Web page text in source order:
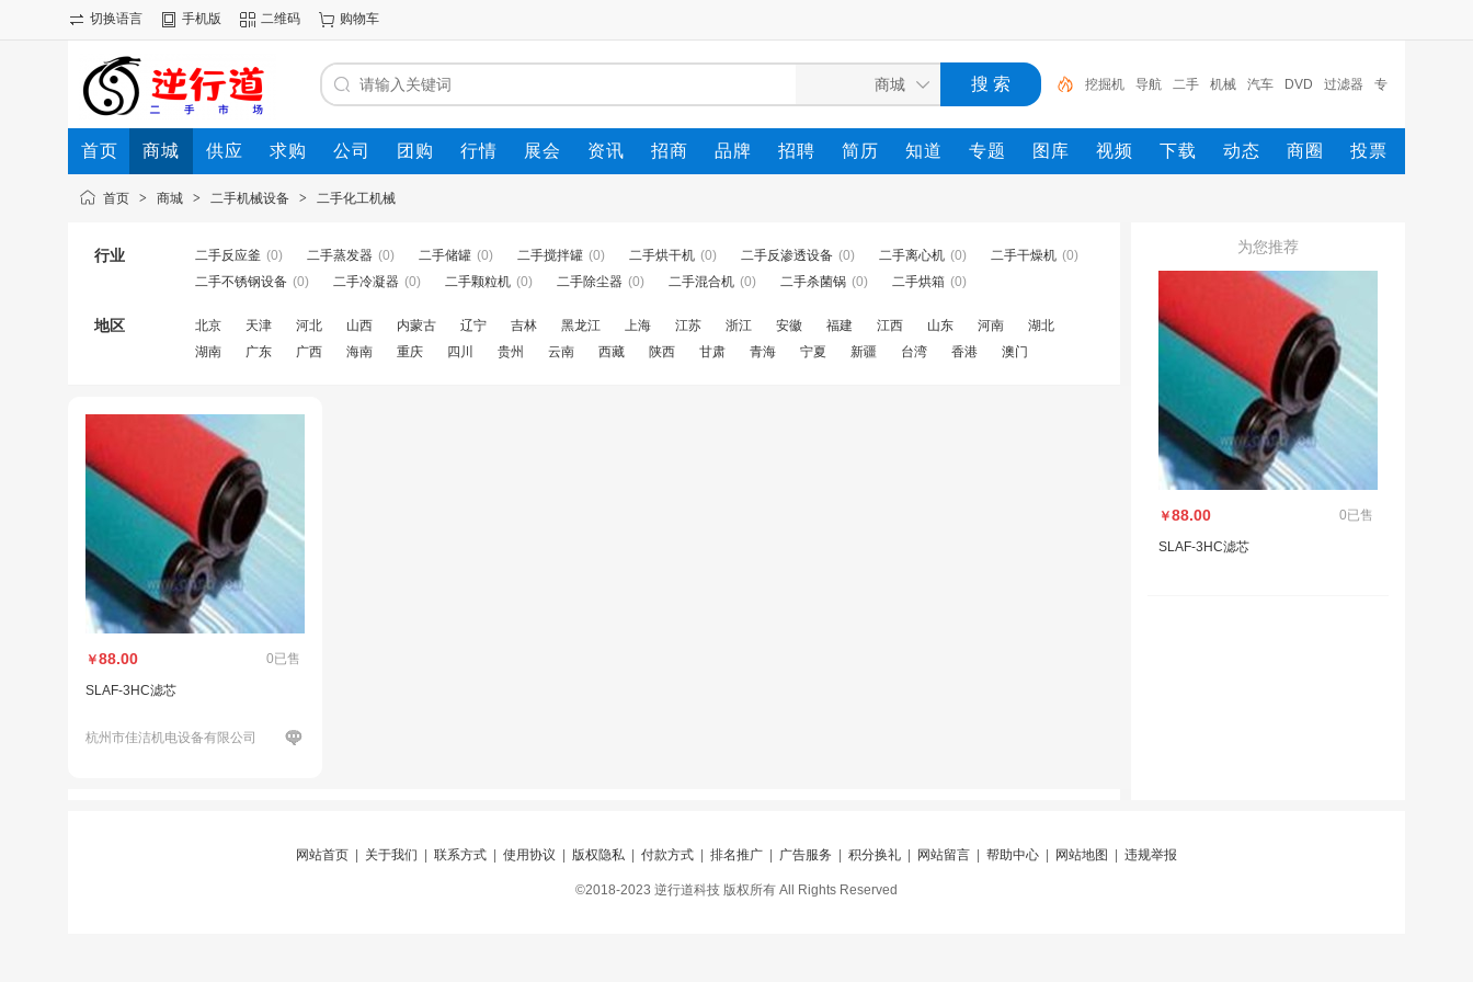
切换语言 手机版 二维码 购物车
挖掘机 导航 二手 机械 汽车 DVD 过滤器 专
车专用 车载
首页 商城 供应 求购 公司 团购 行情 展会 资讯 招商 品牌 招聘 简历 知道 专题 图库 视频 下载 动态 商圈 投票
首页 > 商城 > 二手机械设备 > 二手化工机械
行业 二手反应釜 (0) 二手蒸发器 (0) 二手储罐 (0) 二手搅拌罐 (0) 二手烘干机 (0) 二手反渗透设备 (0) 二手离心机 (0) 二手干燥机 (0)
二手不锈钢设备 (0) 二手冷凝器 (0) 二手颗粒机 (0) 二手除尘器 (0) 二手混合机 (0) 二手杀菌锅 (0) 二手烘箱 (0)
地区 北京 天津 河北 山西 内蒙古 辽宁 吉林 黑龙江 上海 江苏 浙江 安徽 福建 江西 山东 河南
湖北
湖南
广东 广西 海南 重庆 四川 贵州 云南 西藏 陕西 甘肃 青海 宁夏 新疆 台湾 香港 澳门
￥88.00 0已售
SLAF-3HC滤芯
杭州市佳洁机电设备有限公司
为您推荐
￥88.00 0已售
SLAF-3HC滤芯
网站首页 关于我们 联系方式 使用协议 版权隐私 付款方式 排名推广 广告服务 积分换礼 网站留言 帮助中心 网站地图 违规举报
©2018-2023 逆行道科技 版权所有 All Rights Reserved